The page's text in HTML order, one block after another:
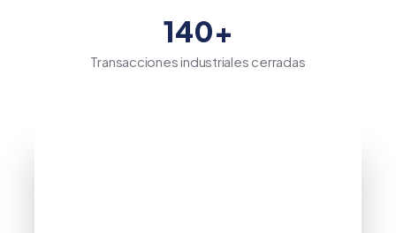
140+
Transacciones industriales cerradas